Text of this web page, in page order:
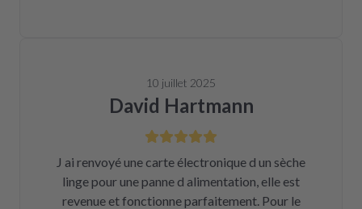
10 juillet 2025
David Hartmann
J ai renvoyé une carte électronique d un sèche
linge pour une panne d alimentation, elle est
revenue et fonctionne parfaitement. Pour le